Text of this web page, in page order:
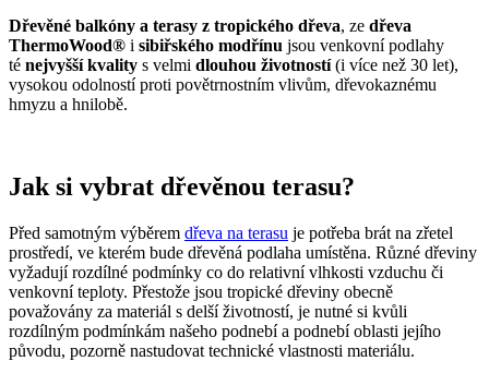
Dřevěné balkóny a terasy z tropického dřeva, ze dřeva
ThermoWood® i sibiřského modřínu jsou venkovní podlahy
té nejvyšší kvality s velmi dlouhou životností(i více než 30 let),
vysokou odolností proti povětrnostním vlivům, dřevokaznému
hmyzu a hnilobě.
Jak si vybrat dřevěnou terasu?
Před samotným výběrem dřeva na terasu je potřeba brát na zřetel
prostředí, ve kterém bude dřevěná podlaha umístěna. Různé dřeviny
vyžadují rozdílné podmínky co do relativní vlhkosti vzduchu či
venkovní teploty. Přestože jsou tropické dřeviny obecně
považovány za materiál s delší životností, je nutné si kvůli
rozdílným podmínkám našeho podnebí a podnebí oblasti jejího
původu, pozorně nastudovat technické vlastnosti materiálu.